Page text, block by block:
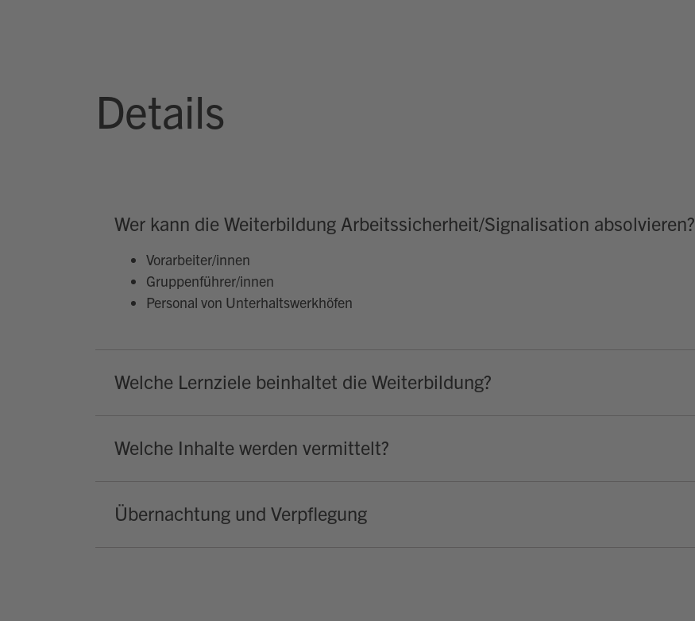
Details
Wer kann die Weiterbildung Arbeitssicherheit/Signalisation absolvieren?
Vorarbeiter/innen
Gruppenführer/innen
Personal von Unterhaltswerkhöfen
Welche Lernziele beinhaltet die Weiterbildung?
Welche Inhalte werden vermittelt?
Übernachtung und Verpflegung